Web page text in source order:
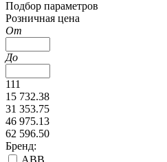
Подбор параметров
Розничная цена
От
До
111
15 732.38
31 353.75
46 975.13
62 596.50
Бренд: